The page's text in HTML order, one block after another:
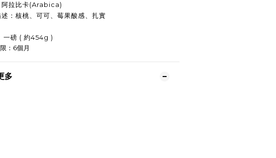
阿拉比卡(Arabica)
述：核桃、可可、莓果酸感、扎實
一磅 ( 約454g )
：6個月
多